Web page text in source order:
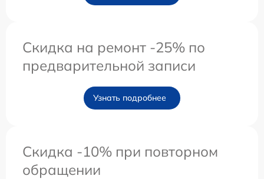
Скидка на ремонт -25% по
предварительной записи
Узнать подробнее
Скидка -10% при повторном
обращении